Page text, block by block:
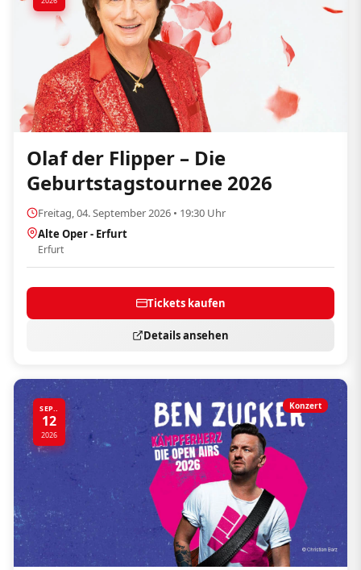
Olaf der Flipper – Die
Geburtstagstournee 2026
Freitag, 04. September 2026 • 19:30 Uhr
Alte Oper - Erfurt
Erfurt
Tickets kaufen
Details ansehen
SEP..
12
2026
Konzert